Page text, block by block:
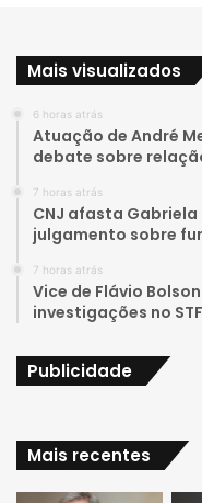
Mais visualizados
6 horas atrás
Atuação de André
debate sobre
7 horas atrás
CNJ afasta
julgamento sobre
7 horas atrás
Vice de Flávio
investigações no
Publicidade
Mais recentes